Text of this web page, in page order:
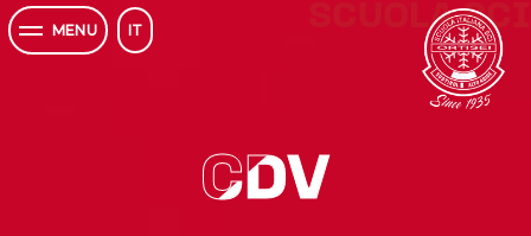
MENU IT SCUOLA SCI
CDV
CDV